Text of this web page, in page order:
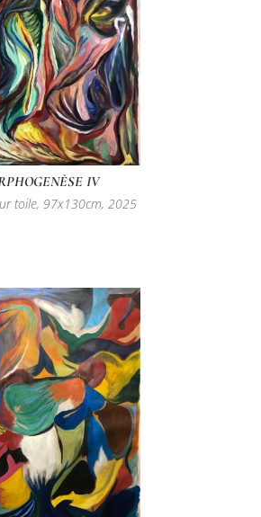
IV
toile, 97x130cm, 2025